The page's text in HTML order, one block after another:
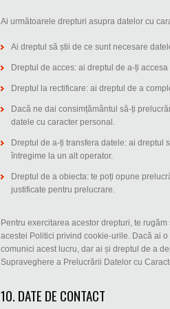
Ai următoarele drepturi asupra datelor cu
Ai dreptul să știi de ce sunt necesare
Dreptul de acces: ai dreptul de a-ți
Dreptul la rectificare: ai dreptul de a
Dacă ne dai consimțământul să-ți
datele cu caracter personal.
Dreptul de a-ți transfera datele: ai dreptul
întregime la un alt operator.
Dreptul de a obiecta: te poți opune
justificate pentru prelucrare.
Pentru exercitarea acestor drepturi, te
acestei Politici privind cookie-urile. Dacă ai
comunici acest lucru, dar ai și dreptul de a
Supraveghere a Prelucrării Datelor cu
10. DATE DE CONTACT